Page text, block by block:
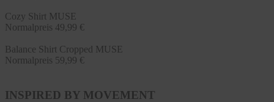
Cozy Shirt MUSE
Normalpreis 49,99 €
Balance Shirt Cropped MUSE
Normalpreis 59,99 €
INSPIRED BY MOVEMENT